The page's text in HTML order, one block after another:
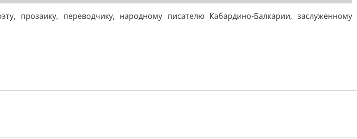
прозаику, переводчику, народному писателю Кабардино-Балкарии, заслуженному